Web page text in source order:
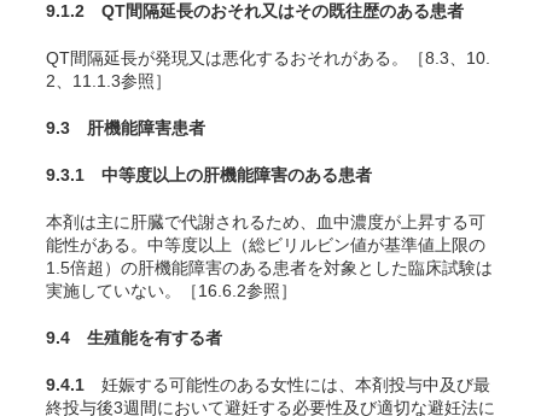
9.1.2 QT間隔延長のおそれ又はその既往歴のある患者
QT間隔延長が発現又は悪化するおそれがある。［8.3、10.
2、11.1.3参照］
9.3 肝機能障害患者
9.3.1 中等度以上の肝機能障害のある患者
本剤は主に肝臓で代謝されるため、血中濃度が上昇する可
能性がある。中等度以上（総ビリルビン値が基準値上限の
1.5倍超）の肝機能障害のある患者を対象とした臨床試験は
実施していない。［16.6.2参照］
9.4 生殖能を有する者
9.4.1 妊娠する可能性のある女性には、本剤投与中及び最
終投与後3週間において避妊する必要性及び適切な避妊法に